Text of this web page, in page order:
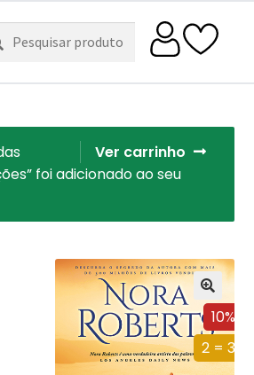
Ver carrinho
foi adicionado ao seu
10%
2 = 3